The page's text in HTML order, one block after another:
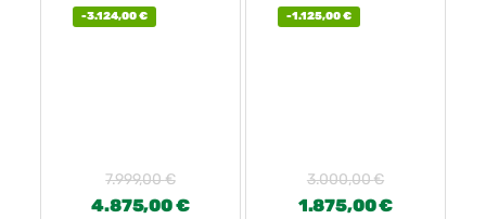
-3.124,00€
7.999,00€
4.875,00€
-1.125,00€
3.000,00€
1.875,00€